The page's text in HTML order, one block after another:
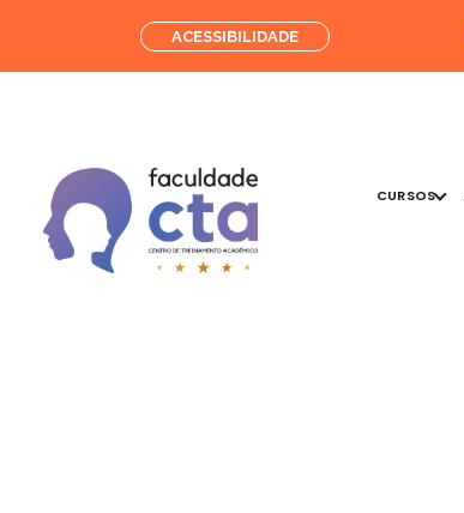
ACESSIBILIDADE
CURSOS